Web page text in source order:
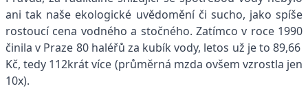
ani tak naše ekologické uvědomění či sucho, jako spíše
rostoucí cena vodného a stočného. Zatímco v roce 1990
činila v Praze 80 haléřů za kubík vody, letos už je to 89,66
Kč, tedy 112krát více (průměrná mzda ovšem vzrostla jen
10x).